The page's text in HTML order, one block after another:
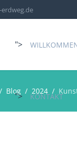
">
"> KONTAKT
Blog 2024